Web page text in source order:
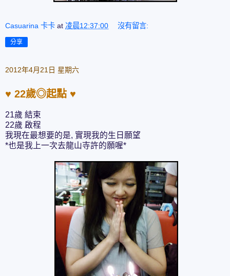
Casuarina 卡卡 at 凌晨12:37:00 沒有留言:
分享
2012年4月21日 星期六
♥ 22歲◎起點 ♥
21歲 結束
22歲 啟程
我現在最想要的是, 實現我的生日願望
*也是我上一次去龍山寺許的願喔*